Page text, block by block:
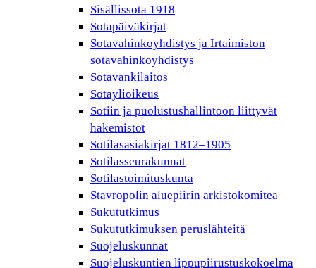
Sisällissota 1918
Sotapäiväkirjat
Sotavahinkoyhdistys ja Irtaimiston
sotavahinkoyhdistys
Sotavankilaitos
Sotaylioikeus
Sotiin ja puolustushallintoon liittyvät
hakemistot
Sotilasasiakirjat 1812–1905
Sotilasseurakunnat
Sotilastoimituskunta
Stavropolin aluepiirin arkistokomitea
Sukututkimus
Sukututkimuksen peruslähteitä
Suojeluskunnat
Suojeluskuntien lippupiirustuskokoelma